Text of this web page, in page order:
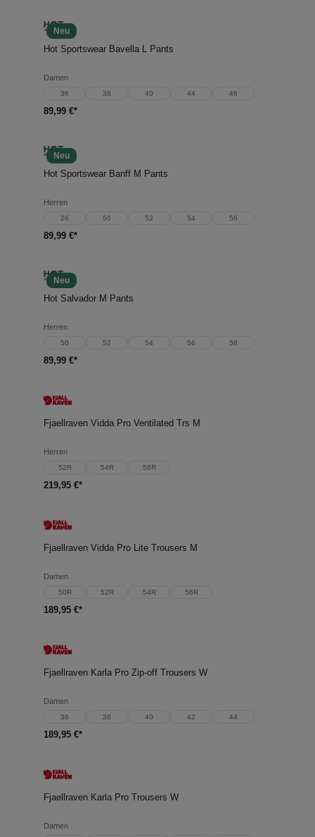
Neu
Hot Sportswear Bavella L Pants
Damen
36 38 40 44 46
89,99 €*
Neu
Hot Sportswear Banff M Pants
Herren
26 50 52 54 56
89,99 €*
Neu
Hot Salvador M Pants
Herren
50 52 54 56 58
89,99 €*
Fjaellraven Vidda Pro Ventilated Trs M
Herren
52R 54R 56R
219,95 €*
Fjaellraven Vidda Pro Lite Trousers M
Damen
50R 52R 54R 56R
189,95 €*
Fjaellraven Karla Pro Zip-off Trousers W
Damen
36 38 40 42 44
189,95 €*
Fjaellraven Karla Pro Trousers W
Damen